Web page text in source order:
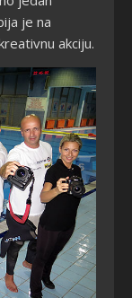
je na
akciju.